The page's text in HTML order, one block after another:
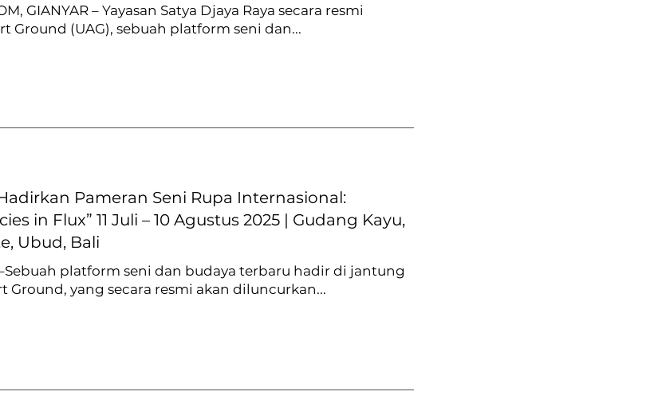
GIANYAR – Yayasan Satya Djaya Raya secara resmi
Ground (UAG), sebuah platform seni dan...
Pameran Seni Rupa Internasional:
in Flux” 11 Juli – 10 Agustus 2025 | Gudang Kayu,
Ubud, Bali
platform seni dan budaya terbaru hadir di jantung
Ground, yang secara resmi akan diluncurkan...